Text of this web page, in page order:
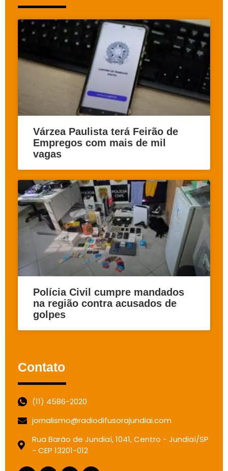
Várzea Paulista terá Feirão de
Empregos com mais de mil
vagas
Polícia Civil cumpre mandados
na região contra acusados de
golpes
Contato
(11) 4586-2020
jornalismo@radiodifusorajundiai.com
Rua Barão de Jundiaí, 1041, Centro - Jundiaí/SP
- CEP 13201-012